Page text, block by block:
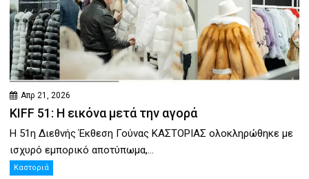
Απρ 21, 2026
KIFF 51: Η εικόνα μετά την αγορά
Η 51η Διεθνής Έκθεση Γούνας ΚΑΣΤΟΡΙΑΣ ολοκληρώθηκε με
ισχυρό εμπορικό αποτύπωμα,...
Καστοριά